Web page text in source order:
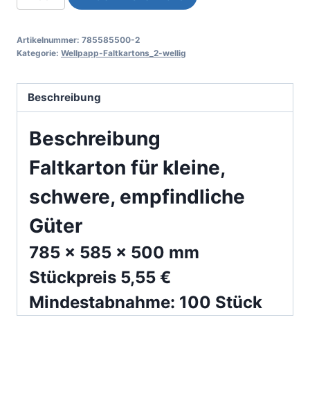
785585500-
Menge
Artikelnummer: 785585500-2
Kategorie: Wellpapp-Faltkartons_2-wellig
Beschreibung
Beschreibung
Faltkarton für kleine,
schwere, empfindliche
Güter
785 x 585 x 500 mm
Stückpreis 5,55 €
Mindestabnahme: 100 Stück